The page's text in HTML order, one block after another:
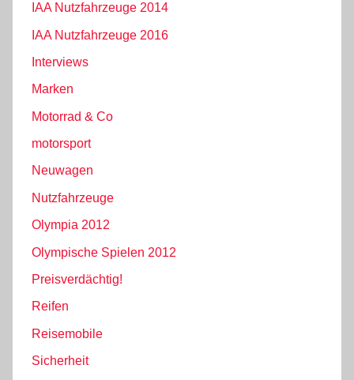
IAA Nutzfahrzeuge 2014
IAA Nutzfahrzeuge 2016
Interviews
Marken
Motorrad & Co
motorsport
Neuwagen
Nutzfahrzeuge
Olympia 2012
Olympische Spielen 2012
Preisverdächtig!
Reifen
Reisemobile
Sicherheit